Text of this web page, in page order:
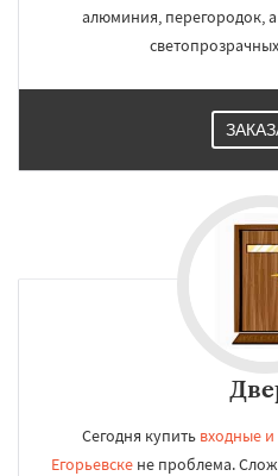
алюминия, перегородок,
Сегодня купить входные
Егорьевске не проблема.